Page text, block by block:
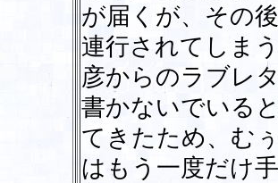
が届くが、その
連行されてしま
彦からのラブレ
書かないでいる
てきたため、む
はもう一度だけ